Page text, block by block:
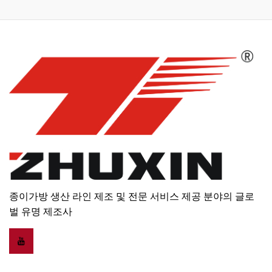
종이가방 생산 라인 제조 및 전문 서비스 제공 분야의 글로
벌 유명 제조사